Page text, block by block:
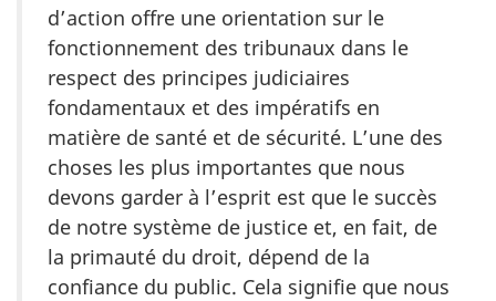
d’action offre une orientation sur le
fonctionnement des tribunaux dans le
respect des principes judiciaires
fondamentaux et des impératifs en
matière de santé et de sécurité. L’une des
choses les plus importantes que nous
devons garder à l’esprit est que le succès
de notre système de justice et, en fait, de
la primauté du droit, dépend de la
confiance du public. Cela signifie que nous